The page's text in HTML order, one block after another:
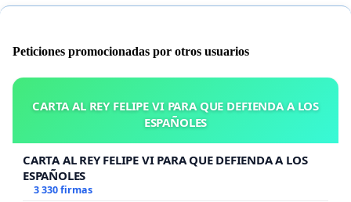
Peticiones promocionadas por otros usuarios
CARTA AL REY FELIPE VI PARA QUE DEFIENDA A LOS
ESPAÑOLES
CARTA AL REY FELIPE VI PARA QUE DEFIENDA A LOS
ESPAÑOLES
3 330 firmas